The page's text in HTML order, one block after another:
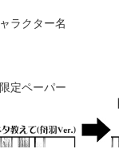
ラクター名
定ペーパー